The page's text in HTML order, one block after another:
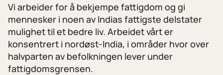
Vi arbeider for å bekjempe fattigdom og gi
mennesker i noen av Indias fattigste delstater
mulighet til et bedre liv. Arbeidet vårt er
konsentrert i nordøst-India, i områder hvor over
halvparten av befolkningen lever under
fattigdomsgrensen.